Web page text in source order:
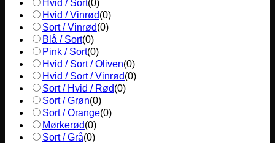
Hvid / Sort(0)
Hvid / Vinrød(0)
Sort / Vinrød(0)
Blå / Sort(0)
Pink / Sort(0)
Hvid / Sort / Oliven(0)
Hvid / Sort / Vinrød(0)
Sort / Hvid / Rød(0)
Sort / Grøn(0)
Sort / Orange(0)
Mørkerød(0)
Sort / Grå(0)